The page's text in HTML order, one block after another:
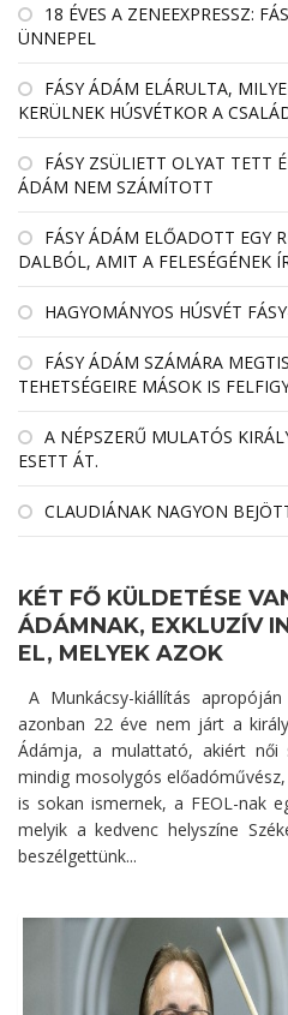
18 ÉVES A ZENEEXPRESSZ:
ÜNNEPEL
FÁSY ÁDÁM ELÁRULTA,
KERÜLNEK HÚSVÉTKOR A
FÁSY ZSÜLIETT OLYAT TETT
ÁDÁM NEM SZÁMÍTOTT
FÁSY ÁDÁM ELŐADOTT EGY
DALBÓL, AMIT A FELESÉGÉNEK
HAGYOMÁNYOS HÚSVÉT
FÁSY ÁDÁM SZÁMÁRA
TEHETSÉGEIRE MÁSOK IS
A NÉPSZERŰ MULATÓS
ESETT ÁT.
CLAUDIÁNAK NAGYON
KÉT FŐ KÜLDETÉSE
ÁDÁMNAK, EXKLUZÍV
EL, MELYEK AZOK
A Munkácsy-kiállítás
azonban 22 éve nem járt a
Ádámja, a mulattató, akiért női
mindig mosolygós
is sokan ismernek, a FEOL-nak
melyik a kedvenc helyszíne
beszélgettünk...